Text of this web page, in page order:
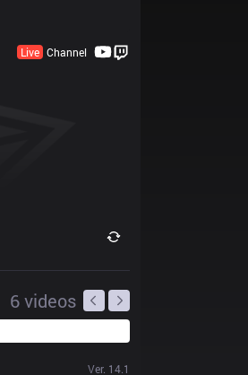
Live Channel
6videos
Ver. 14.1